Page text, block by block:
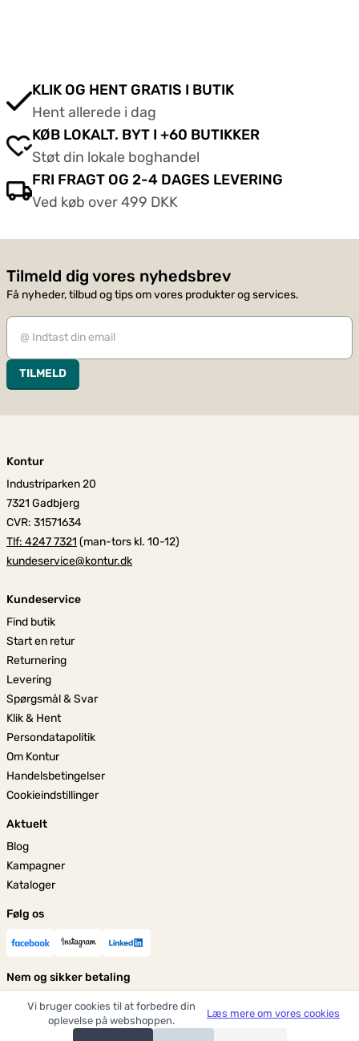
KLIK OG HENT GRATIS I BUTIK
Hent allerede i dag
KØB LOKALT. BYT I +60 BUTIKKER
Støt din lokale boghandel
FRI FRAGT OG 2-4 DAGES LEVERING
Ved køb over 499 DKK
Tilmeld dig vores nyhedsbrev
Få nyheder, tilbud og tips om vores produkter og services.
TILMELD
Kontur
Industriparken 20
7321 Gadbjerg
CVR: 31571634
Tlf: 4247 7321 (man-tors kl. 10-12)
kundeservice@kontur.dk
Kundeservice
Find butik
Start en retur
Returnering
Levering
Spørgsmål & Svar
Klik & Hent
Persondatapolitik
Om Kontur
Handelsbetingelser
Cookieindstillinger
Aktuelt
Blog
Kampagner
Kataloger
Følg os
Nem og sikker betaling
Vi bruger cookies til at forbedre din
oplevelse på webshoppen.
Læs mere om vores cookies